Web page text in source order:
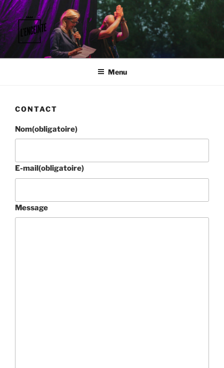
Aller
au
contenu
principal
L'ENCEINTE
Faisons vibrer le territoire.
Menu
CONTACT
Nom(obligatoire)
E-mail (obligatoire)
Message